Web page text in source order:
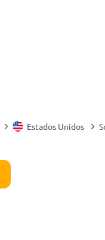
Estados Unidos